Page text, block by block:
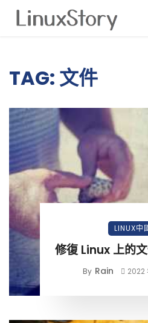
TAG: 文件
LINUX中
修復 Linux 上的
By Rain 2022